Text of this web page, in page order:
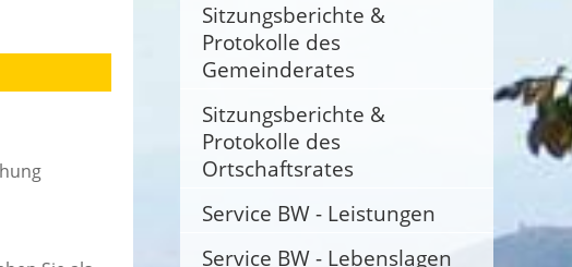
Sitzungsberichte &
Protokolle des
Gemeinderates
Sitzungsberichte &
Protokolle des
Ortschaftsrates
Service BW - Leistungen
Service BW - Lebenslagen